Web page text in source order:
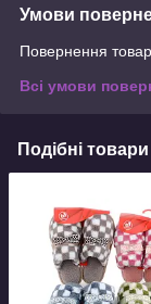
Умови
Повернення
Всі умови
Подібні